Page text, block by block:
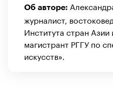
Об авторе:
журналист,
Института стран
магистрант РГГУ по
искусств».